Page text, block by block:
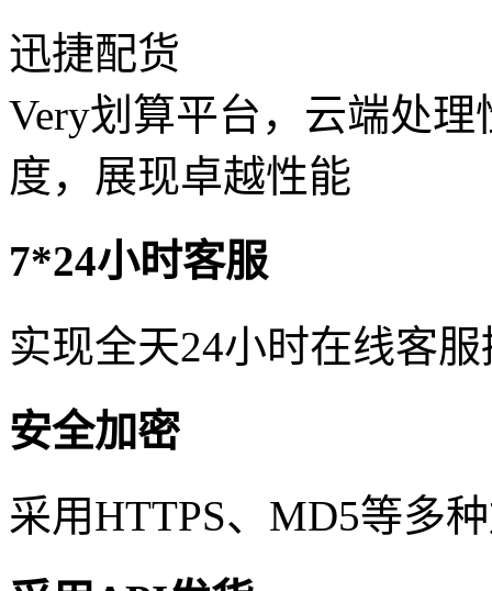
迅捷配货
Very划算平台，云端处
度，展现卓越性能
7*24小时客服
实现全天24小时在线客
安全加密
采用HTTPS、MD5等多